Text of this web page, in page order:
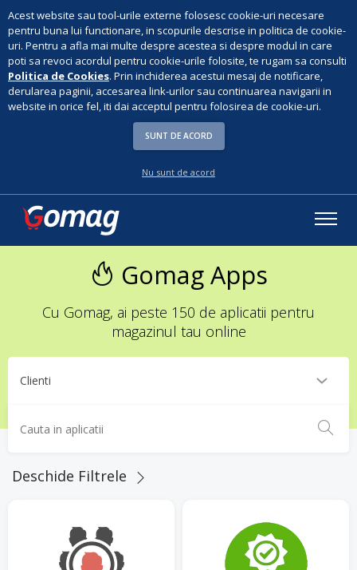
Acest website sau tool-urile externe folosesc cookie-uri necesare
pentru buna lui functionare, in scopurile descrise in politica de cookie-
uri. Pentru a afla mai multe despre acestea si despre modul in care
poti sa revoci acordul pentru cookie-urile folosite, te rugam sa consulti
Politica de Cookies. Prin inchiderea acestui mesaj de notificare,
derularea paginii, accesarea link-urilor sau continuarea navigarii in
website in orice fel, iti dai acceptul pentru folosirea de cookie-uri.
SUNT DE ACORD
Nu sunt de acord
Gomag Apps
Cu Gomag, ai peste 150 de aplicatii pentru
magazinul tau online
Deschide Filtrele